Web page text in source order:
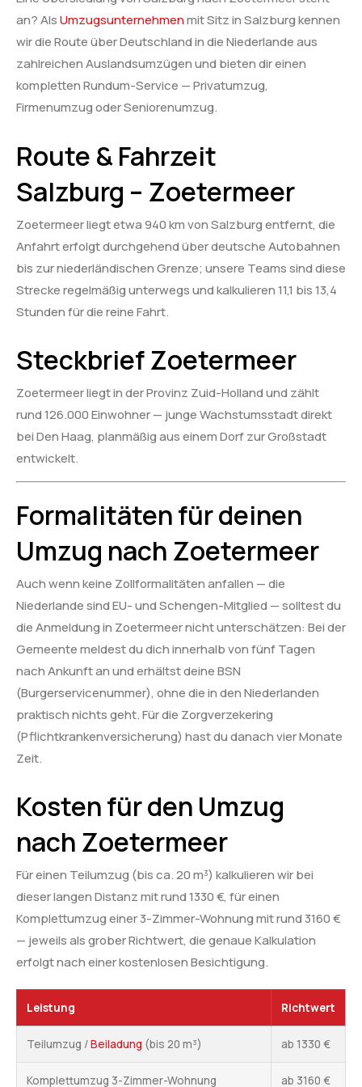
an? AlsUmzugsunternehmenmit Sitz in Salzburg kennen
wir die Route über Deutschland in die Niederlande aus
zahlreichen Auslandsumzügen und bieten dir einen
kompletten Rundum-Service — Privatumzug,
Firmenumzug oder Seniorenumzug.
Route & Fahrzeit
Salzburg – Zoetermeer
Zoetermeer liegt etwa 940 km von Salzburg entfernt, die
Anfahrt erfolgt durchgehend über deutsche Autobahnen
bis zur niederländischen Grenze; unsere Teams sind diese
Strecke regelmäßig unterwegs und kalkulieren 11,1 bis 13,4
Stunden für die reine Fahrt.
Steckbrief Zoetermeer
Zoetermeer liegt in der Provinz Zuid-Holland und zählt
rund 126.000 Einwohner — junge Wachstumsstadt direkt
bei Den Haag, planmäßig aus einem Dorf zur Großstadt
entwickelt.
Formalitäten für deinen
Umzug nach Zoetermeer
Auch wenn keine Zollformalitäten anfallen — die
Niederlande sind EU- und Schengen-Mitglied — solltest du
die Anmeldung in Zoetermeer nicht unterschätzen: Bei der
Gemeente meldest du dich innerhalb von fünf Tagen
nach Ankunft an und erhältst deine BSN
(Burgerservicenummer), ohne die in den Niederlanden
praktisch nichts geht. Für die Zorgverzekering
(Pflichtkrankenversicherung) hast du danach vier Monate
Zeit.
Kosten für den Umzug
nach Zoetermeer
Für einen Teilumzug (bis ca. 20 m³) kalkulieren wir bei
dieser langen Distanz mit rund 1330 €, für einen
Komplettumzug einer 3-Zimmer-Wohnung mit rund 3160 €
— jeweils als grober Richtwert, die genaue Kalkulation
erfolgt nach einer kostenlosen Besichtigung.
Leistung Richtwert
Teilumzug /Beiladung (bis 20 m³) ab 1330 €
Komplettumzug 3-Zimmer-Wohnung ab 3160 €